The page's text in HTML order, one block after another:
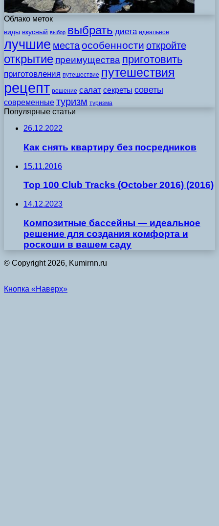
Облако меток
виды вкусный выбор выбрать диета идеальное
лучшие места особенности откройте
открытие преимущества приготовить
приготовления путешествие путешествия
рецепт решение салат секреты советы
современные туризм туризма
Популярные статьи
26.12.2022
Как снять квартиру без посредников
15.11.2016
Top 100 Club Tracks (October 2016) (2016)
14.12.2023
Композитные бассейны — идеальное
решение для создания комфорта и
роскоши в вашем саду
© Copyright 2026, Kumirnn.ru
Кнопка «Наверх»